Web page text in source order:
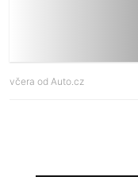
včera od Auto.cz